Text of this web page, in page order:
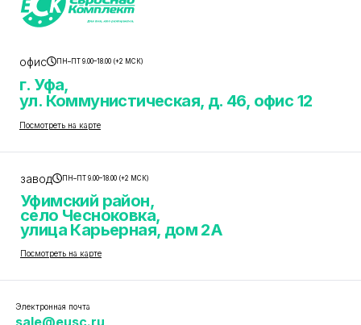
офис ПН–ПТ 9.00–18.00 (+2 МСК)
г. Уфа,
ул. Коммунистическая, д. 46, офис 12
Посмотреть на карте
завод ПН–ПТ 9.00–18.00 (+2 МСК)
Уфимский район,
село Чесноковка,
улица Карьерная, дом 2А
Посмотреть на карте
Электронная почта
sale@eusc.ru